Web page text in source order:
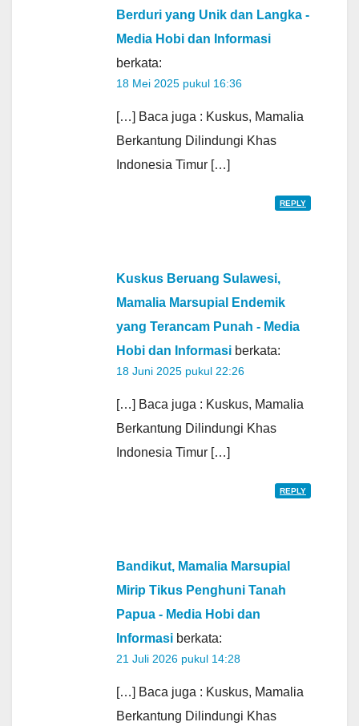
Berduri yang Unik dan Langka -
Media Hobi dan Informasi
berkata:
18 Mei 2025 pukul 16:36
[…] Baca juga : Kuskus, Mamalia
Berkantung Dilindungi Khas
Indonesia Timur […]
REPLY
Kuskus Beruang Sulawesi,
Mamalia Marsupial Endemik
yang Terancam Punah - Media
Hobi dan Informasi berkata:
18 Juni 2025 pukul 22:26
[…] Baca juga : Kuskus, Mamalia
Berkantung Dilindungi Khas
Indonesia Timur […]
REPLY
Bandikut, Mamalia Marsupial
Mirip Tikus Penghuni Tanah
Papua - Media Hobi dan
Informasi berkata:
21 Juli 2026 pukul 14:28
[…] Baca juga : Kuskus, Mamalia
Berkantung Dilindungi Khas